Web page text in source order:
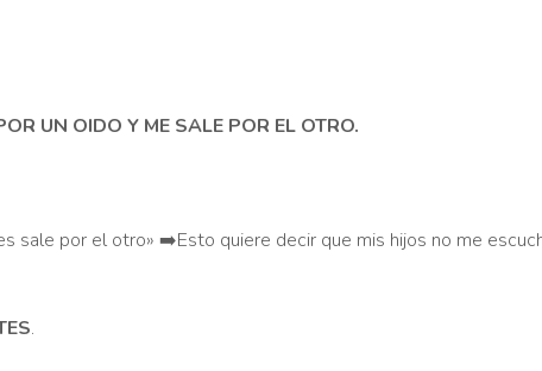
UN OIDO Y ME SALE POR EL OTRO.
sale por el otro» ➡️Esto quiere decir que mis hijos no me
.